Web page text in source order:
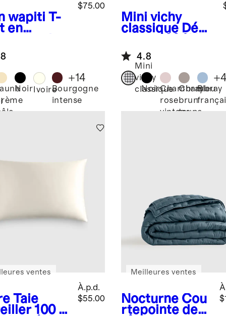
wapiti T-
en
$75.00
Noir IvoireBourgogne
intense
+14
Mini vichy
classique Déba
européen
4.8
Mini
vichy
classique
NoirChambray
rose
vintage
Chambray
brun
taupe
Bleu
+
Taie
100 %
À.p.d.
$55.00
ventes
Nocturne Cou
rtepointe de
Meilleures ventes